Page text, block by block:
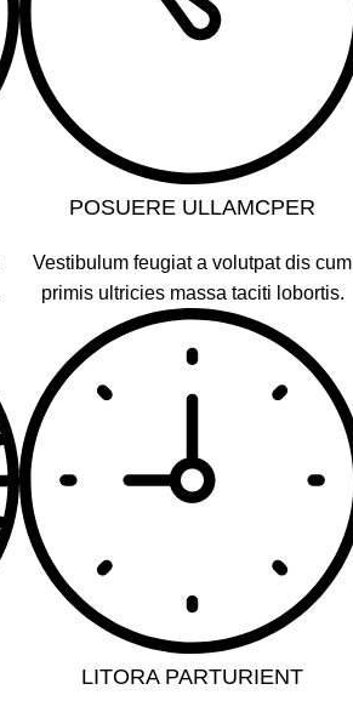
POSUERE ULLAMCPER
Vestibulum feugiat a volutpat dis cum
primis ultricies massa taciti lobortis.
LITORA PARTURIENT